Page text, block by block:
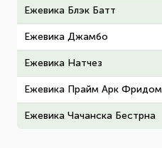
Ежевика Блэк Батт
Ежевика Джамбо
Ежевика Натчез
Ежевика Прайм Арк Фридом
Ежевика Чачанска Бестрна